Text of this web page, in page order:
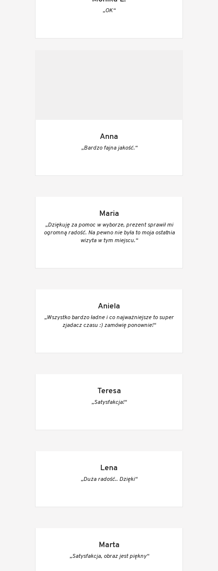
„OK“
Anna
„Bardzo fajna jakość.“
Maria
„Dziękuję za pomoc w wyborze, prezent sprawił mi
ogromną radość. Na pewno nie była to moja ostatnia
wizyta w tym miejscu.“
Aniela
„Wszystko bardzo ładne i co najważniejsze to super
zjadacz czasu :) zamówię ponownie!“
Teresa
„Satysfakcja!“
Lena
„Duża radość.. Dzięki“
Marta
„Satysfakcja, obraz jest piękny“